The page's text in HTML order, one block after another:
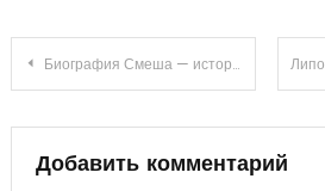
Навигация
по
записям
Биография Смеша — история популярного диджея и его вклад в мировую музыкальную сцену
Добавить комментарий